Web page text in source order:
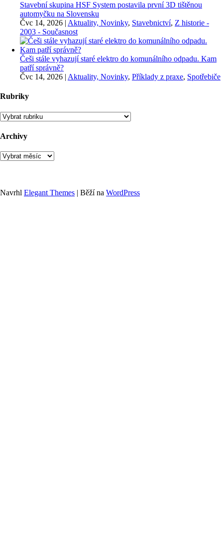
Stavební skupina HSF System postavila první 3D tištěnou
automyčku na Slovensku
Čvc 14, 2026 | Aktuality, Novinky, Stavebnictví, Z historie -
2003 - Současnost
Češi stále vyhazují staré elektro do komunálního odpadu. Kam
patří správně?
Čvc 14, 2026 | Aktuality, Novinky, Příklady z praxe, Spotřebiče
Rubriky
Rubriky
Archivy
Archivy
Navrhl Elegant Themes | Běží na WordPress